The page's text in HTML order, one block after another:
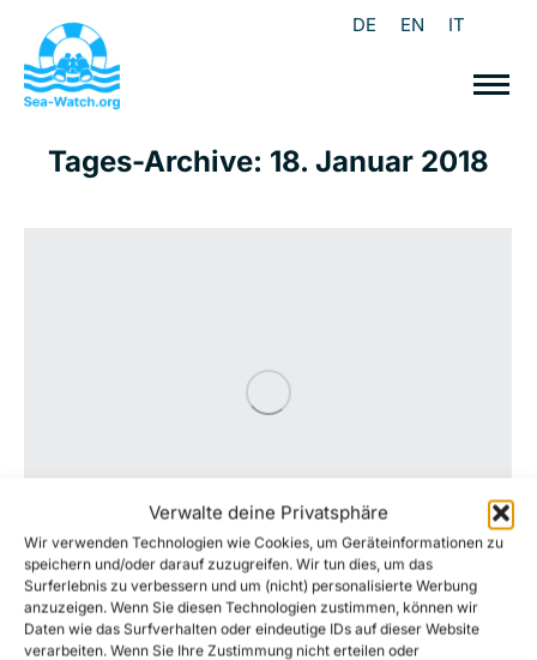
Verwalte deine Privatsphäre
Wir verwenden Technologien wie Cookies, um Geräteinformationen zu
speichern und/oder darauf zuzugreifen. Wir tun dies, um das
Surferlebnis zu verbessern und um (nicht) personalisierte Werbung
anzuzeigen. Wenn Sie diesen Technologien zustimmen, können wir
Daten wie das Surfverhalten oder eindeutige IDs auf dieser Website
verarbeiten. Wenn Sie Ihre Zustimmung nicht erteilen oder
DE EN IT
Tages-Archive: 18. Januar 2018
„Kommen an Grenzen“: 1400 Menschen
gerettet – NGOs sind kein „Shuttle
Service“